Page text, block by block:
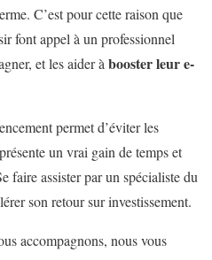
C’est pour cette raison que
font appel à un professionnel
et les aider à booster leur e-
permet d’éviter les
un vrai gain de temps et
faire assister par un spécialiste du
son retour sur investissement.
accompagnons, nous vous